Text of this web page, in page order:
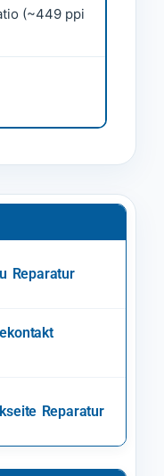
(~449 ppi
Reparatur
Reparatur